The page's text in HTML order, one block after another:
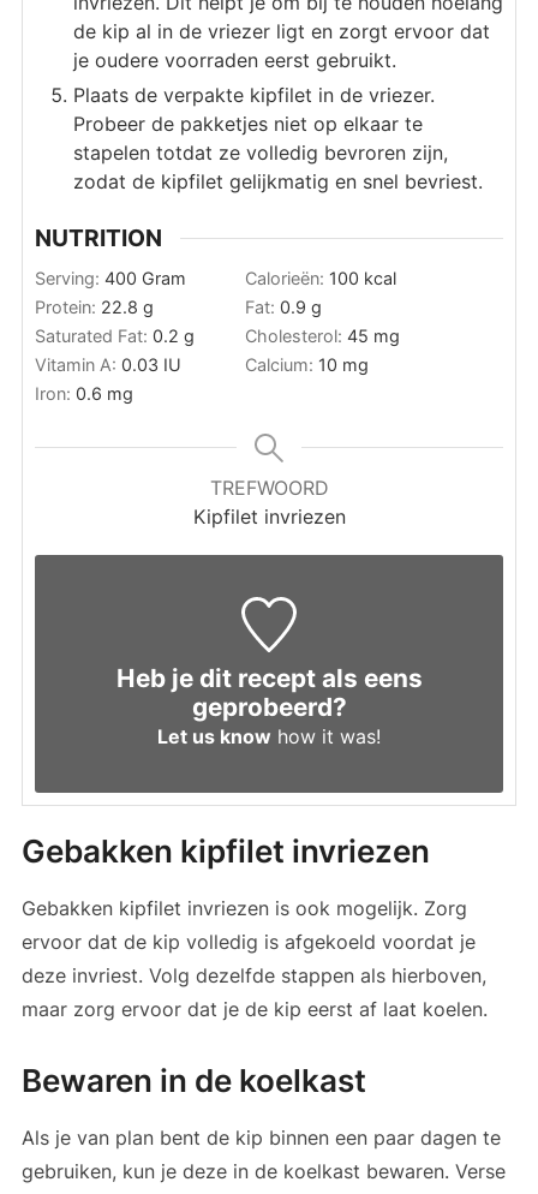
de kip al in de vriezer ligt en zorgt ervoor dat
je oudere voorraden eerst gebruikt.
Plaats de verpakte kipfilet in de vriezer.
Probeer de pakketjes niet op elkaar te
stapelen totdat ze volledig bevroren zijn,
zodat de kipfilet gelijkmatig en snel bevriest.
NUTRITION
Serving: 400 Gram Calorieën: 100 kcal
Protein: 22.8 g Fat: 0.9 g
Saturated Fat: 0.2 g Cholesterol: 45 mg
Vitamin A: 0.03 IU Calcium: 10 mg
Iron: 0.6 mg
TREFWOORD
Kipfilet invriezen
Heb je dit recept als eens
geprobeerd?
Let us know how it was!
Gebakken kipfilet invriezen
Gebakken kipfilet invriezen is ook mogelijk. Zorg
ervoor dat de kip volledig is afgekoeld voordat je
deze invriest. Volg dezelfde stappen als hierboven,
maar zorg ervoor dat je de kip eerst af laat koelen.
Bewaren in de koelkast
Als je van plan bent de kip binnen een paar dagen te
gebruiken, kun je deze in de koelkast bewaren. Verse